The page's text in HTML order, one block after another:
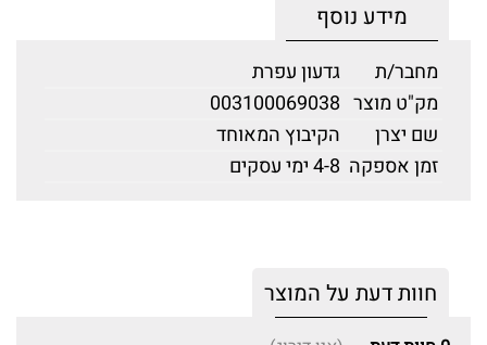
מידע נוסף
מחבר/ת
גדעון עפרת
מק"ט מוצר 003100069038
שם יצרן
הקיבוץ המאוחד
זמן אספקה 4-8 ימי עסקים
חוות דעת על המוצר